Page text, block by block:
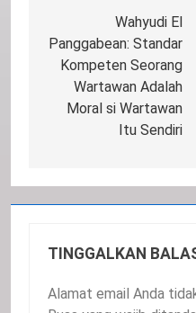
Wahyudi El
Panggabean: Standar
Kompeten Seorang
Wartawan Adalah
Moral si Wartawan
Itu Sendiri
TINGGALKAN
Alamat email Anda